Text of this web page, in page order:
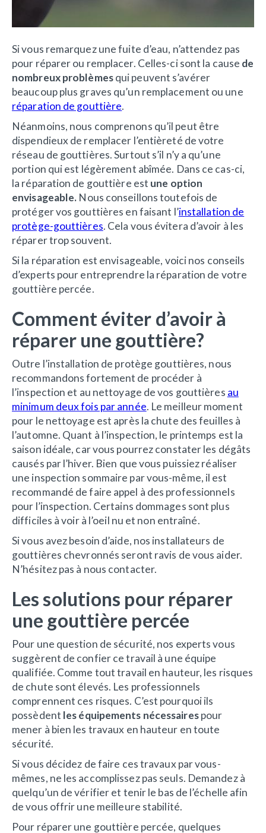
Si vous remarquez une fuite d’eau, n’attendez pas
pour réparer ou remplacer. Celles-ci sont la cause de
nombreux problèmesqui peuvent s’avérer
beaucoup plus graves qu’un remplacement ou une
réparation de gouttière.
Néanmoins, nous comprenons qu’il peut être
dispendieux de remplacer l’entièreté de votre
réseau de gouttières. Surtout s’il n’y a qu’une
portion qui est légèrement abîmée. Dans ce cas-ci,
la réparation de gouttière est une option
envisageable. Nous conseillons toutefois de
protéger vos gouttières en faisant l’installation de
protège-gouttières. Cela vous évitera d’avoir à les
réparer trop souvent.
Si la réparation est envisageable, voici nos conseils
d’experts pour entreprendre la réparation de votre
gouttière percée.
Comment éviter d’avoir à
réparer une gouttière?
Outre l’installation de protège gouttières, nous
recommandons fortement de procéder à
l’inspection et au nettoyage de vos gouttières au
minimum deux fois par année. Le meilleur moment
pour le nettoyage est après la chute des feuilles à
l’automne. Quant à l’inspection, le printemps est la
saison idéale, car vous pourrez constater les dégâts
causés par l’hiver. Bien que vous puissiez réaliser
une inspection sommaire par vous-même, il est
recommandé de faire appel à des professionnels
pour l’inspection. Certains dommages sont plus
difficiles à voir à l’oeil nu et non entraîné.
Si vous avez besoin d’aide, nos installateurs de
gouttières chevronnés seront ravis de vous aider.
N’hésitez pas à nous contacter.
Les solutions pour réparer
une gouttière percée
Pour une question de sécurité, nos experts vous
suggèrent de confier ce travail à une équipe
qualifiée. Comme tout travail en hauteur, les risques
de chute sont élevés. Les professionnels
comprennent ces risques. C’est pourquoi ils
possèdent les équipements nécessairespour
mener à bien les travaux en hauteur en toute
sécurité.
Si vous décidez de faire ces travaux par vous-
mêmes, ne les accomplissez pas seuls. Demandez à
quelqu’un de vérifier et tenir le bas de l’échelle afin
de vous offrir une meilleure stabilité.
Pour réparer une gouttière percée, quelques